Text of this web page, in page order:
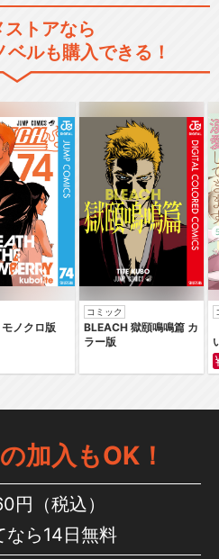
3期）
僕のヒーローアカデミア（第
4期） オリジナルア…
僕のヒーローアカデミア（第
5期）
僕のヒーローアカデミア（第
5期） オリジナルア…
6期）
僕のヒーローアカデミア 第
トアなら
ルも購入できる！
ノクロ版
コミック
BLEACH 獄頤鳴鳴篇 カ
ラー版
加入もOK！
円（税込）
なら14日無料